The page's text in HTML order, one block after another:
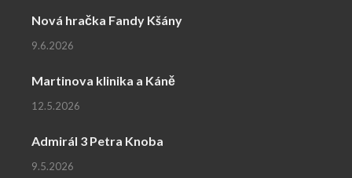
Nová hračka Fandy Kšány
9.6.2026
Martinova klinika a Káně
12.5.2026
Admirál 3 Petra Knoba
9.5.2026